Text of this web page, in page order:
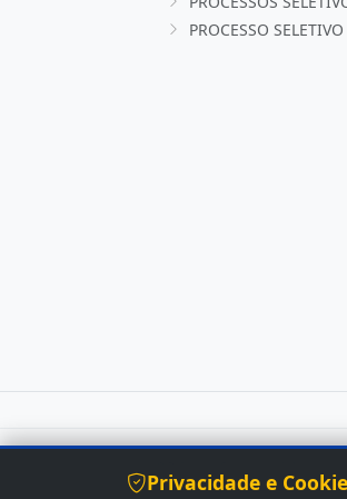
PROCESSO
© 2026 Prefeitura
Privacidade e